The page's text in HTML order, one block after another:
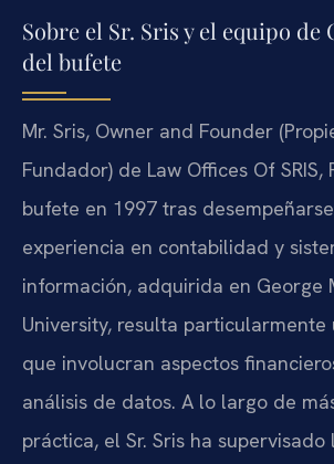
Sobre el Sr. Sris y el equipo de
del bufete
Mr. Sris, Owner and Founder
Fundador) de Law Offices Of SRIS,
bufete en 1997 tras
experiencia en contabilidad y
información, adquirida en George
University, resulta
que involucran aspectos
análisis de datos. A lo largo de
práctica, el Sr. Sris ha